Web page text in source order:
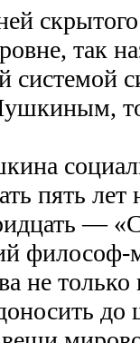
так
системой
пять лет
—
философ-
не только
до